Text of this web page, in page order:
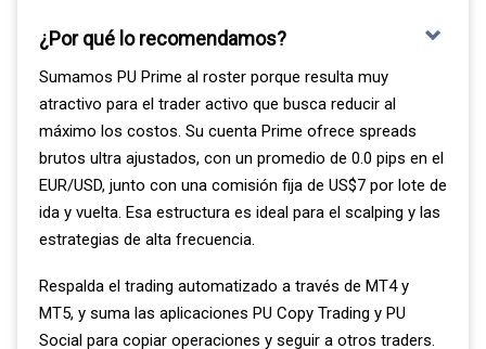
¿Por qué lo recomendamos?
Sumamos PU Prime al roster porque resulta muy
atractivo para el trader activo que busca reducir al
máximo los costos. Su cuenta Prime ofrece spreads
brutos ultra ajustados, con un promedio de 0.0 pips en el
EUR/USD, junto con una comisión fija de US$7 por lote de
ida y vuelta. Esa estructura es ideal para el scalping y las
estrategias de alta frecuencia.
Respalda el trading automatizado a través de MT4 y
MT5, y suma las aplicaciones PU Copy Trading y PU
Social para copiar operaciones y seguir a otros traders.